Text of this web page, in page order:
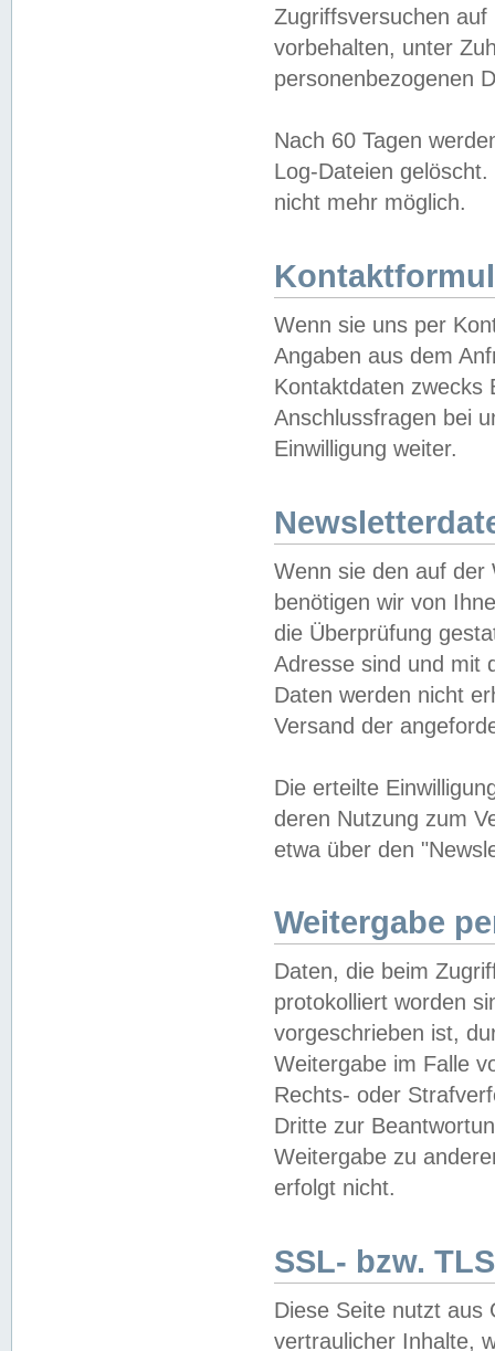
Zugriffsversuchen
vorbehalten, unter
personenbezogenen
Nach 60 Tagen
Log-Dateien
nicht mehr möglich.
Wenn sie uns per
Angaben aus dem
Kontaktdaten zwecks
Anschlussfragen bei
Einwilligung weiter.
Wenn sie den auf der
benötigen wir von
die Überprüfung
Adresse sind und mit
Daten werden nicht
Versand der
Die erteilte
deren Nutzung zum
etwa über den
Weitergabe
Daten, die beim
protokolliert worden
vorgeschrieben ist,
Weitergabe im Falle
Rechts- oder
Dritte zur
Weitergabe zu
erfolgt nicht.
SSL- bzw.
Diese Seite nutzt aus
vertraulicher Inhalte,